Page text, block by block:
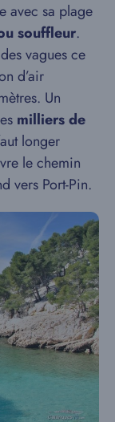
avec sa plage
souffleur.
vagues ce
d’air
Un
milliers de
longer
le chemin
vers Port-Pin.